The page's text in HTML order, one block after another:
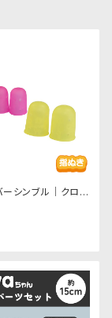
ーシンブル｜クロバ